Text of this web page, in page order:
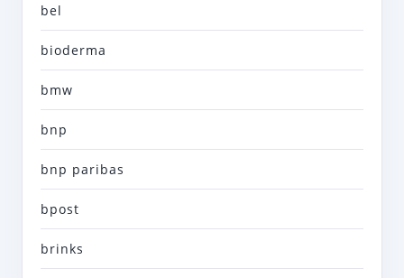
bel
bioderma
bmw
bnp
bnp paribas
bpost
brinks